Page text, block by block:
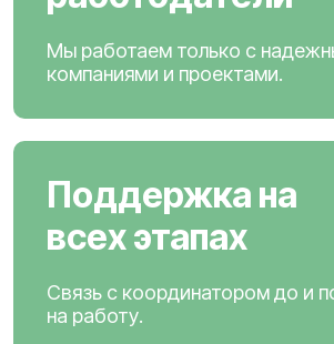
Мы работаем только с
компаниями и проектами.
Поддержка на
всех этапах
Связь с координатором до и
на работу.